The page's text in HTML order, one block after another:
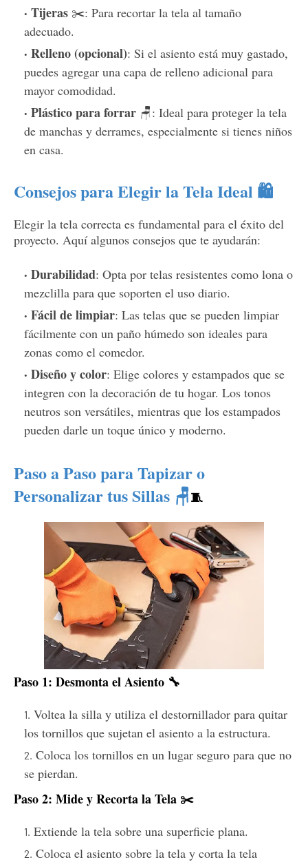
Tijeras ✂️: Para recortar la tela al tamaño
adecuado.
Relleno (opcional): Si el asiento está muy gastado,
puedes agregar una capa de relleno adicional para
mayor comodidad.
Plástico para forrar 🪑: Ideal para proteger la tela
de manchas y derrames, especialmente si tienes niños
en casa.
Consejos para Elegir la Tela Ideal 🛍️
Elegir la tela correcta es fundamental para el éxito del
proyecto. Aquí algunos consejos que te ayudarán:
Durabilidad: Opta por telas resistentes como lona o
mezclilla para que soporten el uso diario.
Fácil de limpiar: Las telas que se pueden limpiar
fácilmente con un paño húmedo son ideales para
zonas como el comedor.
Diseño y color: Elige colores y estampados que se
integren con la decoración de tu hogar. Los tonos
neutros son versátiles, mientras que los estampados
pueden darle un toque único y moderno.
Paso a Paso para Tapizar o
Personalizar tus Sillas 🪑🧵
Paso 1: Desmonta el Asiento 🔧
Voltea la silla y utiliza el destornillador para quitar
los tornillos que sujetan el asiento a la estructura.
Coloca los tornillos en un lugar seguro para que no
se pierdan.
Paso 2: Mide y Recorta la Tela ✂️
Extiende la tela sobre una superficie plana.
Coloca el asiento sobre la tela y corta la tela